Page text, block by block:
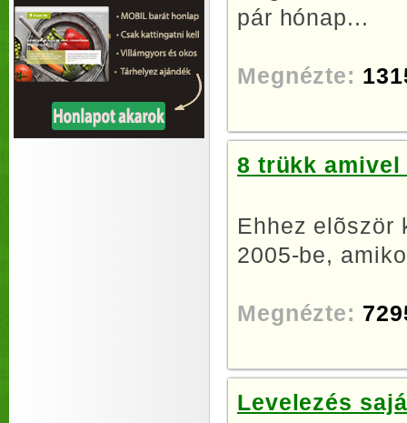
pár hónap...
Megnézte:
8 trükk amivel
Ehhez elõször
2005-be,
Megnézte:
Levelezés